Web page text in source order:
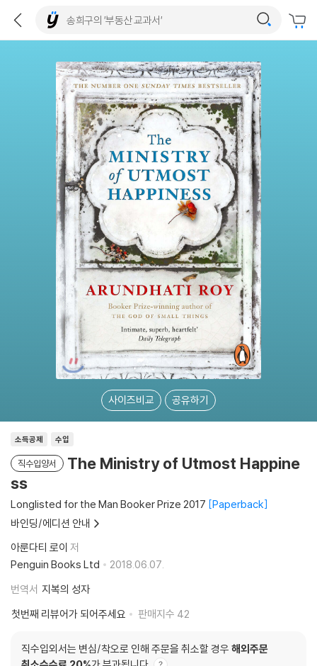
사이즈비교 공유하기
소득공제 수입
직수입양서
The Ministry of Utmost Happine
ss
Longlisted for the Man Booker Prize 2017 Paperback
바인딩/에디션 안내
아룬다티 로이 저
Penguin Books Ltd
2018.06.07.
번역서 지복의 성자
첫번째 리뷰어가 되어주세요
판매지수 42
직수입외서는 변심/착오로 인해 주문을 취소할 경우 해외주문